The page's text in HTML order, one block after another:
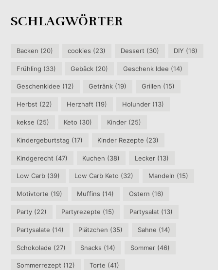
SCHLAGWÖRTER
Backen (20) cookies (23) Dessert (30) DIY (16)
Frühling (33) Gebäck (20) Geschenk Idee (14)
Geschenkidee (12) Getränk (19) Grillen (15)
Herbst (22) Herzhaft (19) Holunder(13)
kekse (25) Keto (30) Kinder(25)
Kindergeburtstag (17) Kinder Rezepte (23)
Kindgerecht (47) Kuchen (38) Lecker(13)
Low Carb (39) Low Carb Keto (32) Mandeln (15)
Motivtorte (19) Muffins (14) Ostern (16)
Party (22) Partyrezepte (15) Partysalat (13)
Partysalate (14) Plätzchen (35) Sahne (14)
Schokolade (27) Snacks (14) Sommer(46)
Sommerrezept (12) Torte (41)